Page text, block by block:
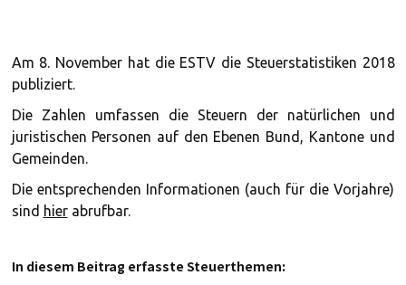
Am 8. November hat die ESTV die Steuerstatistiken 2018
publiziert.
Die Zahlen umfassen die Steuern der natürlichen und
juristischen Personen auf den Ebenen Bund, Kantone und
Gemeinden.
Die entsprechenden Informationen (auch für die Vorjahre)
sind hierabrufbar.
In diesem Beitrag erfasste Steuerthemen: